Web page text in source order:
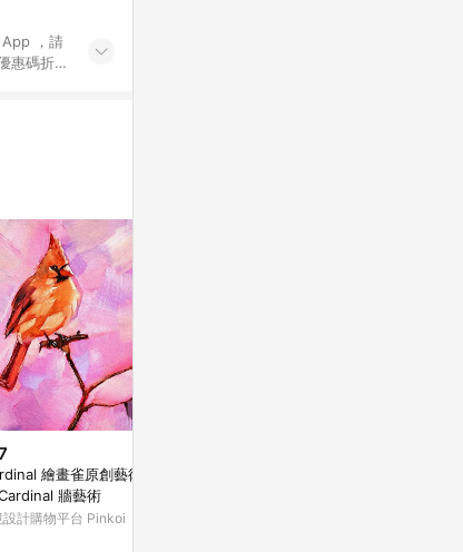
App ，請
惠碼折
後 45 天
單，不
繪畫雀原創藝術動
牆藝術
設計購物平台 Pinkoi